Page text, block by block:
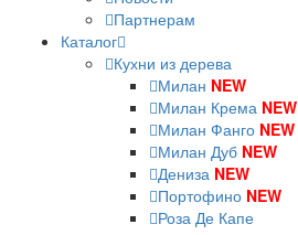
Партнерам
Каталог
Кухни из дерева
Милан NEW
Милан Крема NEW
Милан Фанго NEW
Милан Дуб NEW
Дениза NEW
Портофино NEW
Роза Де Капе